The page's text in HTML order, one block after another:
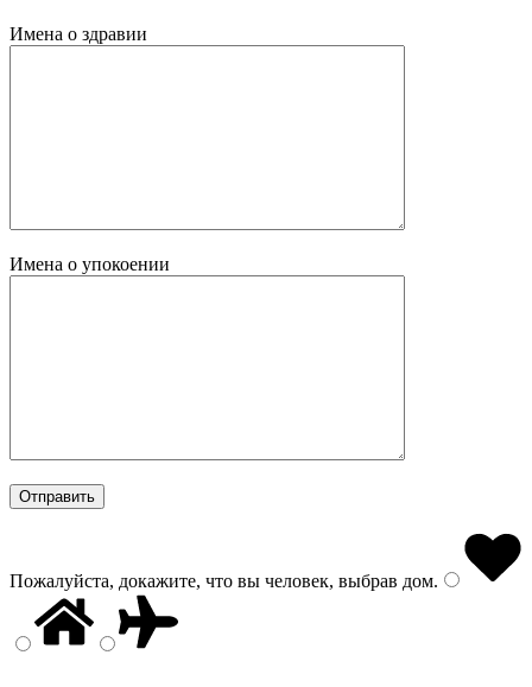
Имена о здравии
Имена о упокоении
Пожалуйста, докажите, что вы человек, выбрав дом.